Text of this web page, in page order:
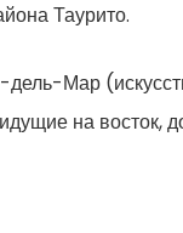
Таурито.
дель-Мар
на восток,